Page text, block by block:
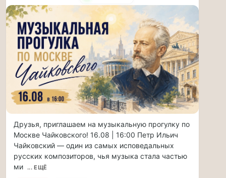
Чайковского!…
Друзья,
приглашаем
на
музыкальную
прогулку
по
Москве
Чайковского!
16.08
|
16:00
Петр
Ильич
Чайковский
инсайды
Москвы
Друзья, приглашаем на музыкальную прогулку по
Москве Чайковского! 16.08 | 16:00 Петр Ильич
Чайковский — один из самых исповедальных
русских композиторов, чья музыка стала частью
ми
... ЕЩЁ